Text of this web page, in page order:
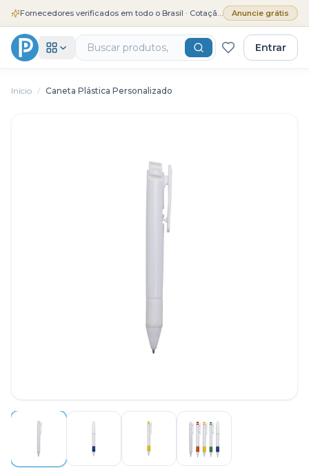
Fornecedores verificados em todo o Brasil · Cotação grátis Anuncie grátis
Entrar
Início / Caneta Plástica Personalizado